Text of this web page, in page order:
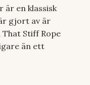
är en klassisk
gjort av är
Stiff Rope
än ett